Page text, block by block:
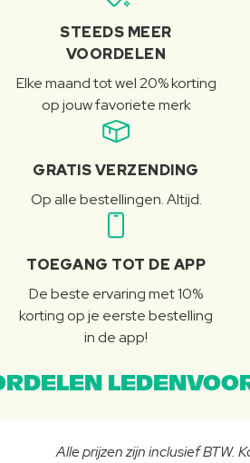
STEEDS MEER
VOORDELEN
Elke maand tot wel 20% korting
op jouw favoriete merk
GRATIS VERZENDING
Op alle bestellingen. Altijd.
TOEGANG TOT DE APP
De beste ervaring met 10%
korting op je eerste bestelling
in de app!
Alle prijzen zijn inclusief BTW.